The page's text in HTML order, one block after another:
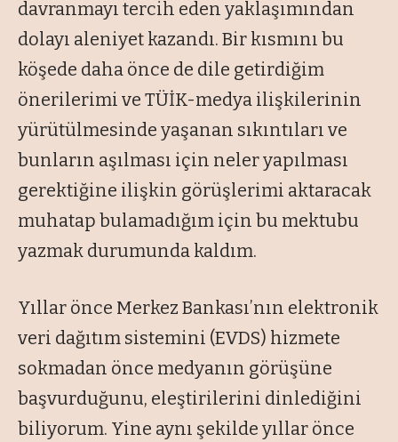
davranmayı tercih eden yaklaşımından
dolayı aleniyet kazandı. Bir kısmını bu
köşede daha önce de dile getirdiğim
önerilerimi ve TÜİK-medya ilişkilerinin
yürütülmesinde yaşanan sıkıntıları ve
bunların aşılması için neler yapılması
gerektiğine ilişkin görüşlerimi aktaracak
muhatap bulamadığım için bu mektubu
yazmak durumunda kaldım.
Yıllar önce Merkez Bankası’nın elektronik
veri dağıtım sistemini (EVDS) hizmete
sokmadan önce medyanın görüşüne
başvurduğunu, eleştirilerini dinlediğini
biliyorum. Yine aynı şekilde yıllar önce